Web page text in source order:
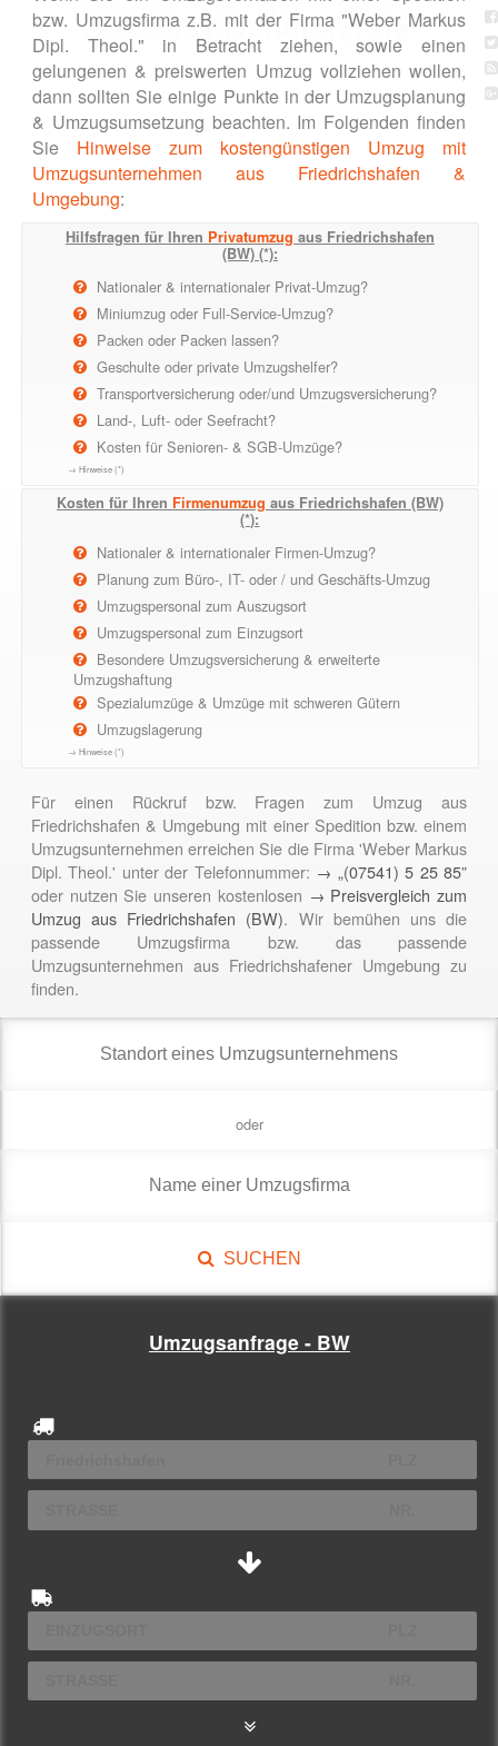
bzw. Umzugsfirma z.B. mit der Firma "Weber Markus
Dipl. Theol." in Betracht ziehen, sowie einen
gelungenen & preiswerten Umzug vollziehen wollen,
dann sollten Sie einige Punkte in der Umzugsplanung
& Umzugsumsetzung beachten. Im Folgenden finden
Sie Hinweise zum kostengünstigen Umzug mit
Umzugsunternehmen aus Friedrichshafen &
Umgebung:
Hilfsfragen für Ihren Privatumzug aus Friedrichshafen
(BW) (*):
Nationaler & internationaler Privat-Umzug?
Miniumzug oder Full-Service-Umzug?
Packen oder Packen lassen?
Geschulte oder private Umzugshelfer?
Transportversicherung oder/und Umzugsversicherung?
Land-, Luft- oder Seefracht?
Kosten für Senioren- & SGB-Umzüge?
→ Hinweise (*)
Kosten für Ihren Firmenumzug aus Friedrichshafen (BW)
(*):
Nationaler & internationaler Firmen-Umzug?
Planung zum Büro-, IT- oder / und Geschäfts-Umzug
Umzugspersonal zum Auszugsort
Umzugspersonal zum Einzugsort
Besondere Umzugsversicherung & erweiterte
Umzugshaftung
Spezialumzüge & Umzüge mit schweren Gütern
Umzugslagerung
→ Hinweise (*)
Für einen Rückruf bzw. Fragen zum Umzug aus
Friedrichshafen & Umgebung mit einer Spedition bzw. einem
Umzugsunternehmen erreichen Sie die Firma 'Weber Markus
Dipl. Theol.' unter der Telefonnummer: → „(07541) 5 25 85”
oder nutzen Sie unseren kostenlosen → Preisvergleich zum
Umzug aus Friedrichshafen (BW). Wir bemühen uns die
passende Umzugsfirma bzw. das passende
Umzugsunternehmen aus Friedrichshafener Umgebung zu
finden.
oder
SUCHEN
Umzugsanfrage - BW